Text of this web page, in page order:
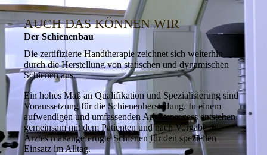
AUCH DAS KÖNNEN WIR
Der Schienenbau
Die zertifizierte Handtherapie zeichnet sich weiterhin
durch die Herstellung von statischen und dynamischen
Schienen aus.
Ein hohes Maß an Quali­fika­tion und Spezialisierung sind
Voraussetzung für die Schienen­herstel­lung. In einem
aufwendigen und umfassenden Arbeits­prozess entstehen
gemeinsam mit dem Patienten und nach Vorgabe des
Arztes maß­ange­fertigte Schienen für den speziellen
Einsatz im Alltag.